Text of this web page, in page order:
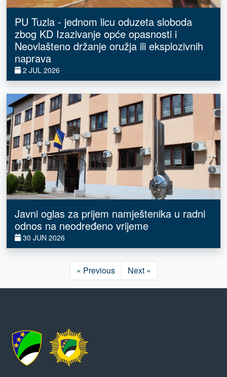
PU Tuzla - jednom licu oduzeta sloboda
zbog KD Izazivanje opće opasnosti i
Neovlašteno držanje oružja ili eksplozivnih
naprava
2 JUL 2026
Javni oglas za prijem namještenika u radni
odnos na neodređeno vrijeme
30 JUN 2026
« Previous Next »